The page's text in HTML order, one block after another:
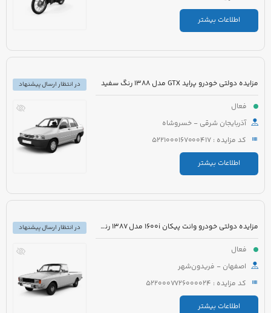
اطلاعات بیشتر
مزایده دولتی خودرو پراید GTX مدل 1388 رنگ سفید
فعال
آذربایجان شرقی - خسروشاه
کد مزایده : 5221000167000417
اطلاعات بیشتر
در انتظار ارسال پیشنهاد
مزایده دولتی خودرو وانت پیکان 1600i مدل 1387 رنگ سفید
فعال
اصفهان - فریدون‌شهر
کد مزایده : 5220007726000024
اطلاعات بیشتر
در انتظار ارسال پیشنهاد